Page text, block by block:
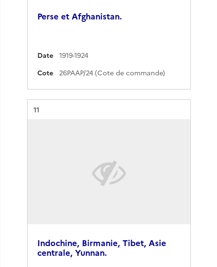
Perse et Afghanistan.
Date
1919-1924
Cote
26PAAP/24 (Cote de commande)
Résultat n°
11
Indochine, Birmanie, Tibet, Asie
centrale, Yunnan.